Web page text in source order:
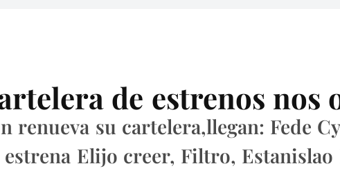
de estrenos nos
renueva su cartelera,llegan: Fede
Elijo creer, Filtro, Estanislao